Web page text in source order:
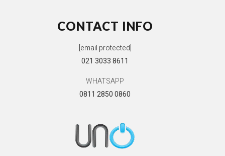
CONTACT INFO
[email protected]
021 3033 8611
WHATSAPP
0811 2850 0860